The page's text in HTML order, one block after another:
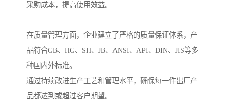
采购成本，提高使用效益。
在质量管理方面，企业建立了严格的质量保证体系，产
品符合GB、HG、SH、JB、ANSI、API、DIN、JIS等多
种国内外标准。
通过持续改进生产工艺和管理水平，确保每一件出厂产
品都达到或超过客户期望。